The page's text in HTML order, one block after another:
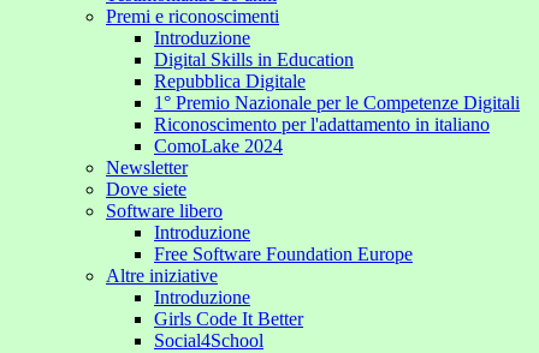
Premi e riconoscimenti
Introduzione
Digital Skills in Education
Repubblica Digitale
1° Premio Nazionale per le Competenze Digitali
Riconoscimento per l'adattamento in italiano
ComoLake 2024
Newsletter
Dove siete
Software libero
Introduzione
Free Software Foundation Europe
Altre iniziative
Introduzione
Girls Code It Better
Social4School